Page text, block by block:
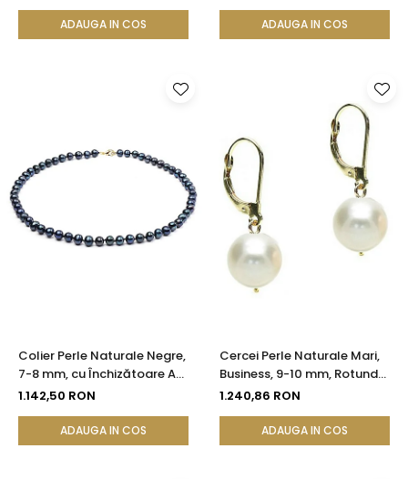
ADAUGA IN COS ADAUGA IN COS
Colier Perle Naturale Negre,
7-8 mm, cu Închizătoare Aur
14K (aur 585) | KASKADDA®
1.142,50 RON
ADAUGA IN COS
Cercei Perle Naturale Mari,
Business, 9-10 mm, Rotunde
AAA, Aur 14K (aur 585) |
1.240,86 RON
ADAUGA IN COS